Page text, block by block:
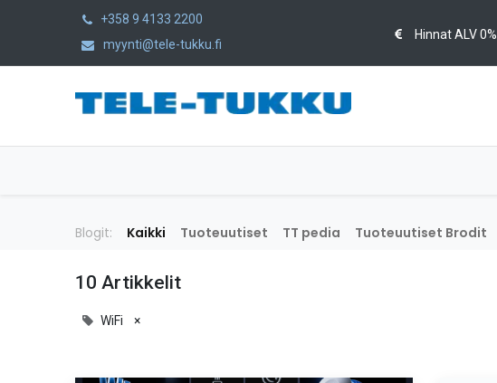
+358 9 4133 2200
myynti@tele-tukku.fi
Hinnat ALV 0%
Blogit: Kaikki Tuoteuutiset TT pedia Tuoteuutiset Brodit
10 Artikkelit
WiFi ×